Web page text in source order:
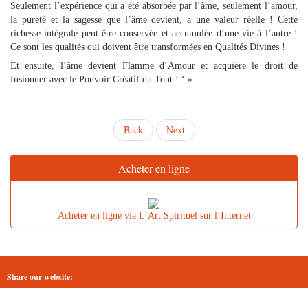
Seulement l’expérience qui a été absorbée par l’âme, seulement l’amour,
la pureté et la sagesse que l’âme devient, a une valeur réelle ! Cette
richesse intégrale peut être conservée et accumulée d’une vie à l’autre !
Ce sont les qualités qui doivent être transformées en Qualités Divines !
Et ensuite, l’âme devient Flamme d’Amour et acquière le droit de
fusionner avec le Pouvoir Créatif du Tout ! ‘ »
Back Next
Acheter en ligne
Acheter en ligne via L’Art Spirituel sur l’Internet
Share our website: